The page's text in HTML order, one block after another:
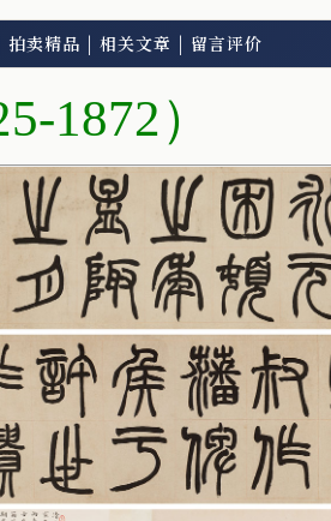
拍卖精品 | 相关文章 | 留言评价
1872）